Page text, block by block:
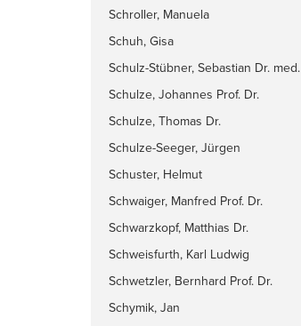
Schroller, Manuela
Schuh, Gisa
Schulz-Stübner, Sebastian Dr. med.
Schulze, Johannes Prof. Dr.
Schulze, Thomas Dr.
Schulze-Seeger, Jürgen
Schuster, Helmut
Schwaiger, Manfred Prof. Dr.
Schwarzkopf, Matthias Dr.
Schweisfurth, Karl Ludwig
Schwetzler, Bernhard Prof. Dr.
Schymik, Jan